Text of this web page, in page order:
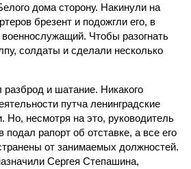
дома сторону. Накинули на
брезент и подожгли его, в
военнослужащий. Чтобы разогнать
солдаты и сделали несколько
и шатание. Никакого
путча ленинградские
Но, несмотря на это, руководитель
рапорт об отставке, а все его
от занимаемых должностей.
Сергея Степашина,